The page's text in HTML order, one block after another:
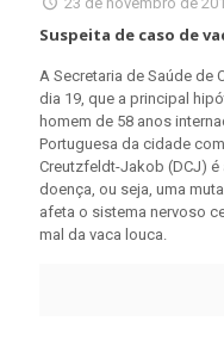
Suspeita de caso de
A Secretaria de Saúde de
dia 19, que a principal
homem de 58 anos
Portuguesa da cidade
Creutzfeldt-Jakob (DCJ)
doença, ou seja, uma
afeta o sistema nervoso
mal da vaca louca.